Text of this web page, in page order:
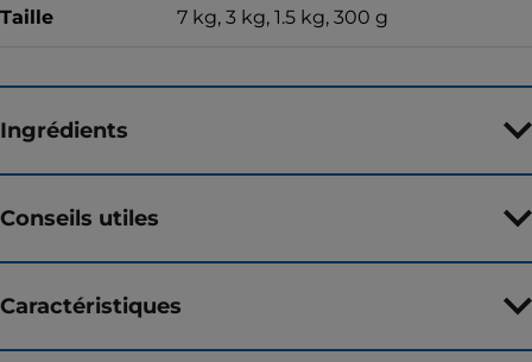
Taille 7 kg, 3 kg, 1.5 kg, 300 g
Ingrédients
Conseils utiles
Caractéristiques